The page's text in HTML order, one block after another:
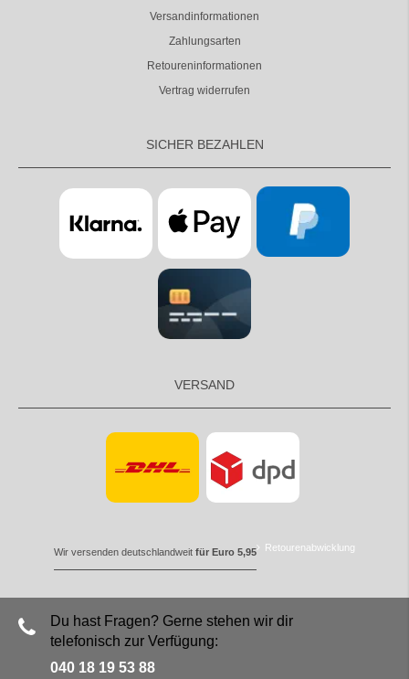
Versandinformationen
Zahlungsarten
Retoureninformationen
Vertrag widerrufen
SICHER BEZAHLEN
VERSAND
Wir versenden deutschlandweit für Euro 5,95 Retourenabwicklung
Du hast Fragen? Gerne stehen wir dir
telefonisch zur Verfügung:
040 18 19 53 88